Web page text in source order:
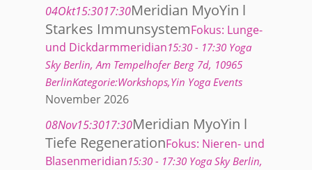
04Okt15:3017:30Meridian MyoYin l
Starkes ImmunsystemFokus: Lunge-
und Dickdarmmeridian15:30 - 17:30 Yoga
Sky Berlin, Am Tempelhofer Berg 7d, 10965
BerlinKategorie:Workshops,Yin Yoga Events
November 2026
08Nov15:3017:30Meridian MyoYin l
Tiefe RegenerationFokus: Nieren- und
Blasenmeridian15:30 - 17:30 Yoga Sky Berlin,